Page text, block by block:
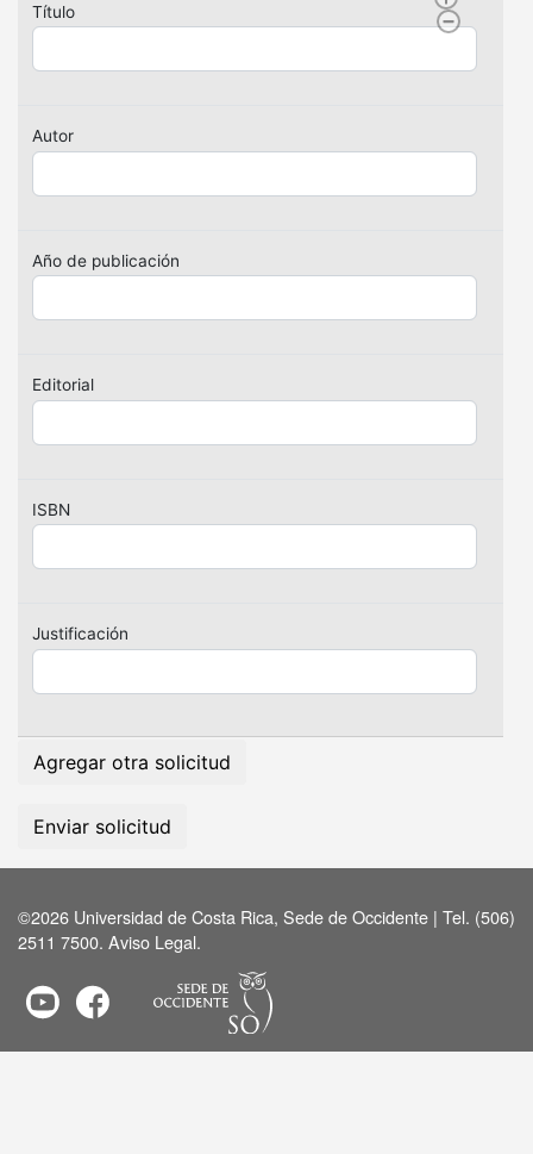
Título
Autor
Año de publicación
Editorial
ISBN
Justificación
Agregar otra solicitud
Enviar solicitud
©2026 Universidad de Costa Rica, Sede de Occidente | Tel. (506)
2511 7500. Aviso Legal.